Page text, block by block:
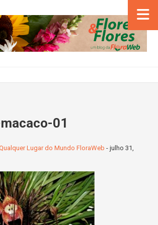
01
Lugar do Mundo FloraWeb -julho 31,